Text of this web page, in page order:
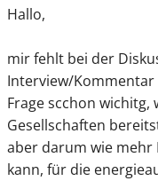
Hallo,
mir fehlt bei der
Interview/Kommentar
Frage scchon
Gesellschaften
aber darum wie mehr
kann, für die